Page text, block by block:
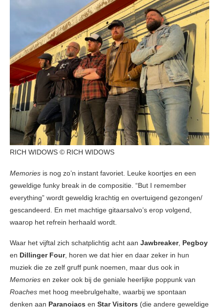
RICH WIDOWS © RICH WIDOWS
Memories is nog zo’n instant favoriet. Leuke koortjes en een
geweldige funky break in de compositie. “But I remember
everything” wordt geweldig krachtig en overtuigend gezongen/
gescandeerd. En met machtige gitaarsalvo’s erop volgend,
waarop het refrein herhaald wordt.
Waar het vijftal zich schatplichtig acht aan Jawbreaker, Pegboy
en Dillinger Four, horen we dat hier en daar zeker in hun
muziek die ze zelf gruff punk noemen, maar dus ook in
Memories en zeker ook bij de geniale heerlijke poppunk van
Roaches met hoog meebrulgehalte, waarbij we spontaan
denken aan Paranoiacs en Star Visitors (die andere geweldige